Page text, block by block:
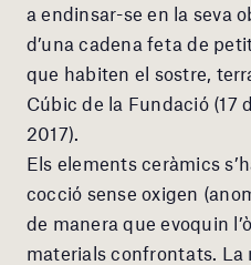
a endinsar-se en la seva
d’una cadena feta de
que habiten el sostre,
Cúbic de la Fundació (17
2017).
Els elements ceràmics
cocció sense oxigen
de manera que evoquin
materials confrontats. La